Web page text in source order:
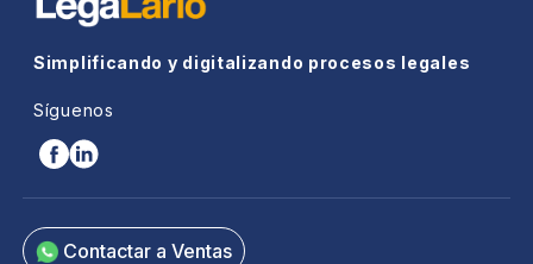
Simplificando y digitalizando procesos legales
Síguenos
Contactar a Ventas